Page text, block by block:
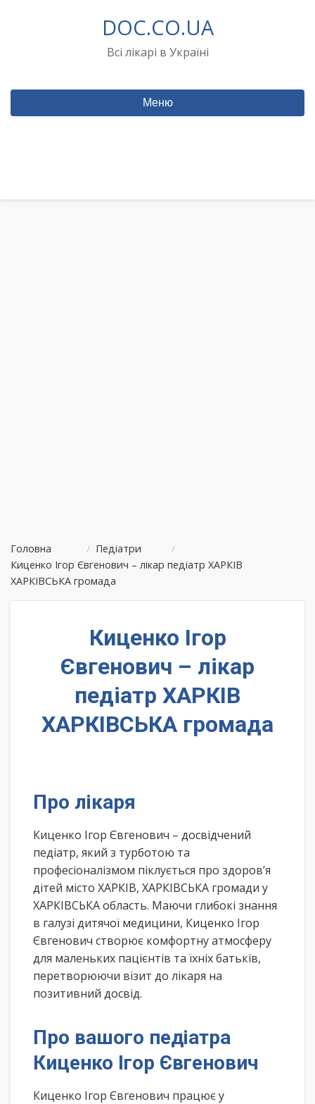
DOC.CO.UA
Всі лікарі в Україні
Меню
Головна / Педіатри
/
Киценко Ігор Євгенович – лікар педіатр ХАРКІВ
ХАРКІВСЬКА громада
Киценко Ігор
Євгенович – лікар
педіатр ХАРКІВ
ХАРКІВСЬКА громада
Про лікаря
Киценко Ігор Євгенович – досвідчений
педіатр, який з турботою та
професіоналізмом піклується про здоров’я
дітей місто ХАРКІВ, ХАРКІВСЬКА громади у
ХАРКІВСЬКА область. Маючи глибокі знання
в галузі дитячої медицини, Киценко Ігор
Євгенович створює комфортну атмосферу
для маленьких пацієнтів та їхніх батьків,
перетворюючи візит до лікаря на
позитивний досвід.
Про вашого педіатра
Киценко Ігор Євгенович
Киценко Ігор Євгенович працює у